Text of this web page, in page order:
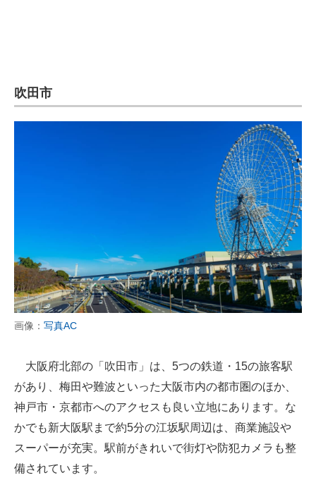
ちょっと気になるネットの話題
吹田市
画像： 写真AC
大阪府北部の「吹田市」は、5つの鉄道・15の旅客駅
があり、梅田や難波といった大阪市内の都市圏のほか、
神戸市・京都市へのアクセスも良い立地にあります。な
かでも新大阪駅まで約5分の江坂駅周辺は、商業施設や
スーパーが充実。駅前がきれいで街灯や防犯カメラも整
備されています。